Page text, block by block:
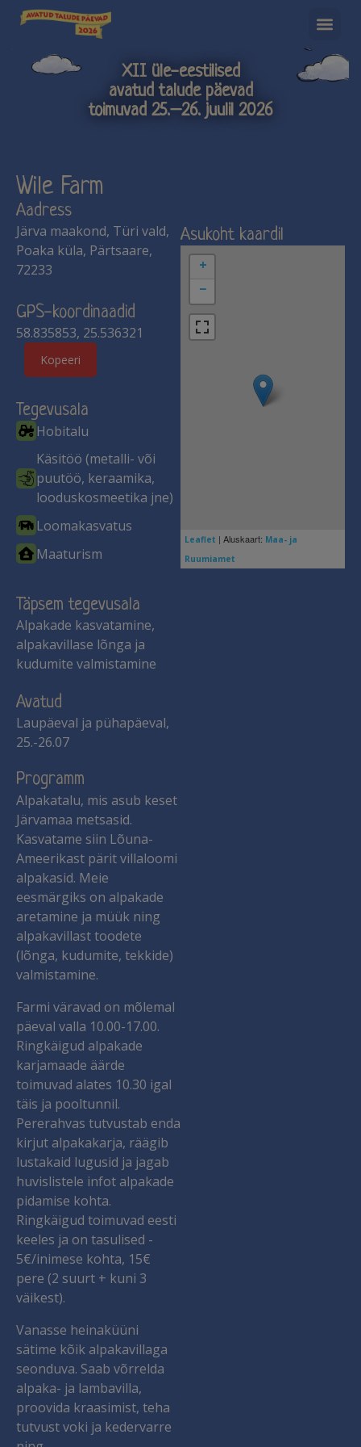
XII üle-eestilised
avatud talude päevad
toimuvad 25.–26. juulil 2026
Wile Farm
Aadress
Järva maakond, Türi vald,
Poaka küla, Pärtsaare,
72233
GPS-koordinaadid
58.835853, 25.536321
Kopeeri
Tegevusala
Hobitalu
Käsitöö (metalli- või
puutöö, keraamika,
looduskosmeetika jne)
Loomakasvatus
Maaturism
Täpsem tegevusala
Alpakade kasvatamine,
alpakavillase lõnga ja
kudumite valmistamine
Avatud
Laupäeval ja pühapäeval,
25.-26.07
Programm
Alpakatalu, mis asub keset
Järvamaa metsasid.
Kasvatame siin Lõuna-
Ameerikast pärit villaloomi
alpakasid. Meie
eesmärgiks on alpakade
aretamine ja müük ning
alpakavillast toodete
(lõnga, kudumite, tekkide)
valmistamine.
Farmi väravad on mõlemal
päeval valla 10.00-17.00.
Ringkäigud alpakade
karjamaade äärde
toimuvad alates 10.30 igal
täis ja pooltunnil.
Pererahvas tutvustab enda
kirjut alpakakarja, räägib
lustakaid lugusid ja jagab
huvislistele infot alpakade
pidamise kohta.
Ringkäigud toimuvad eesti
keeles ja on tasulised -
5€/inimese kohta, 15€
pere (2 suurt + kuni 3
väikest).
Vanasse heinaküüni
sätime kõik alpakavillaga
seonduva. Saab võrrelda
alpaka- ja lambavilla,
proovida kraasimist, teha
tutvust voki ja kedervarre
Asukoht kaardil
+
−
Leaflet | Aluskaart: Maa- ja
Ruumiamet